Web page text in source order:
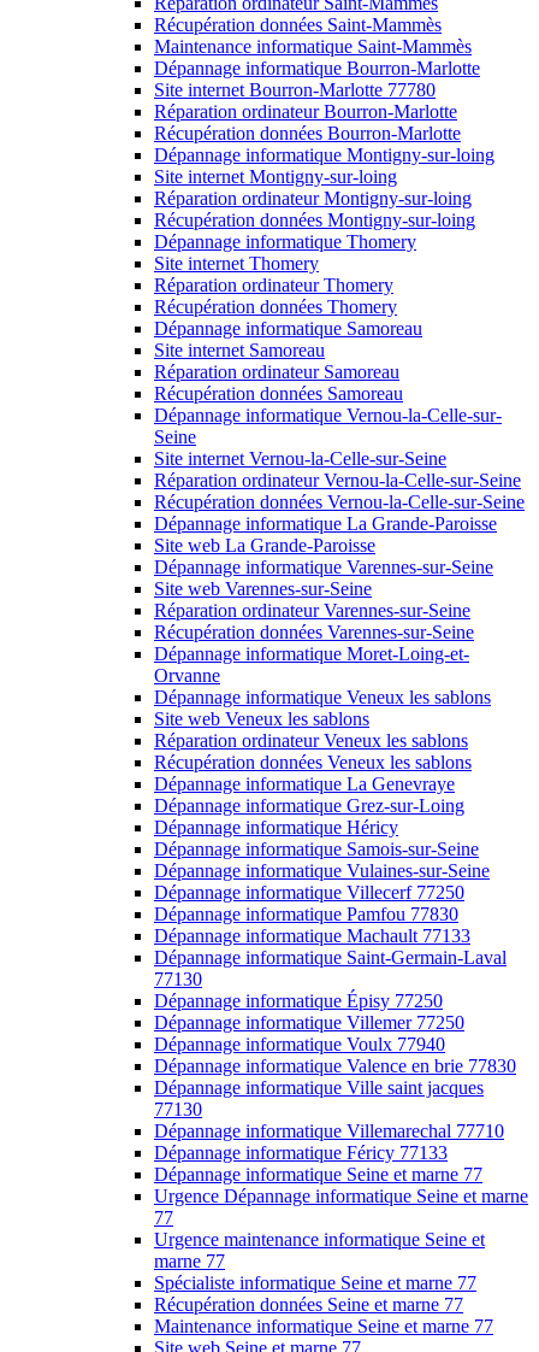
Récupération données Saint-Mammès
Maintenance informatique Saint-Mammès
Dépannage informatique Bourron-Marlotte
Site internet Bourron-Marlotte 77780
Réparation ordinateur Bourron-Marlotte
Récupération données Bourron-Marlotte
Dépannage informatique Montigny-sur-loing
Site internet Montigny-sur-loing
Réparation ordinateur Montigny-sur-loing
Récupération données Montigny-sur-loing
Dépannage informatique Thomery
Site internet Thomery
Réparation ordinateur Thomery
Récupération données Thomery
Dépannage informatique Samoreau
Site internet Samoreau
Réparation ordinateur Samoreau
Récupération données Samoreau
Dépannage informatique Vernou-la-Celle-sur-
Seine
Site internet Vernou-la-Celle-sur-Seine
Réparation ordinateur Vernou-la-Celle-sur-Seine
Récupération données Vernou-la-Celle-sur-Seine
Dépannage informatique La Grande-Paroisse
Site web La Grande-Paroisse
Dépannage informatique Varennes-sur-Seine
Site web Varennes-sur-Seine
Réparation ordinateur Varennes-sur-Seine
Récupération données Varennes-sur-Seine
Dépannage informatique Moret-Loing-et-
Orvanne
Dépannage informatique Veneux les sablons
Site web Veneux les sablons
Réparation ordinateur Veneux les sablons
Récupération données Veneux les sablons
Dépannage informatique La Genevraye
Dépannage informatique Grez-sur-Loing
Dépannage informatique Héricy
Dépannage informatique Samois-sur-Seine
Dépannage informatique Vulaines-sur-Seine
Dépannage informatique Villecerf 77250
Dépannage informatique Pamfou 77830
Dépannage informatique Machault 77133
Dépannage informatique Saint-Germain-Laval
77130
Dépannage informatique Épisy 77250
Dépannage informatique Villemer 77250
Dépannage informatique Voulx 77940
Dépannage informatique Valence en brie 77830
Dépannage informatique Ville saint jacques
77130
Dépannage informatique Villemarechal 77710
Dépannage informatique Féricy 77133
Dépannage informatique Seine et marne 77
Urgence Dépannage informatique Seine et marne
77
Urgence maintenance informatique Seine et
marne 77
Spécialiste informatique Seine et marne 77
Récupération données Seine et marne 77
Maintenance informatique Seine et marne 77
Site web Seine et marne 77